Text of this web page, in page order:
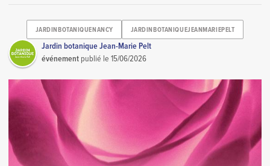
JARDINBOTANIQUENANCY JARDINBOTANIQUEJEANMARIEPELT
Jardin botanique Jean-Marie Pelt
événement publié le15/06/2026